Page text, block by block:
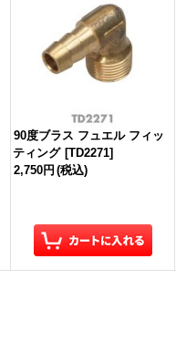
90度ブラス フュエル フィッ
ティング [TD2271]
2,750円 (税込)